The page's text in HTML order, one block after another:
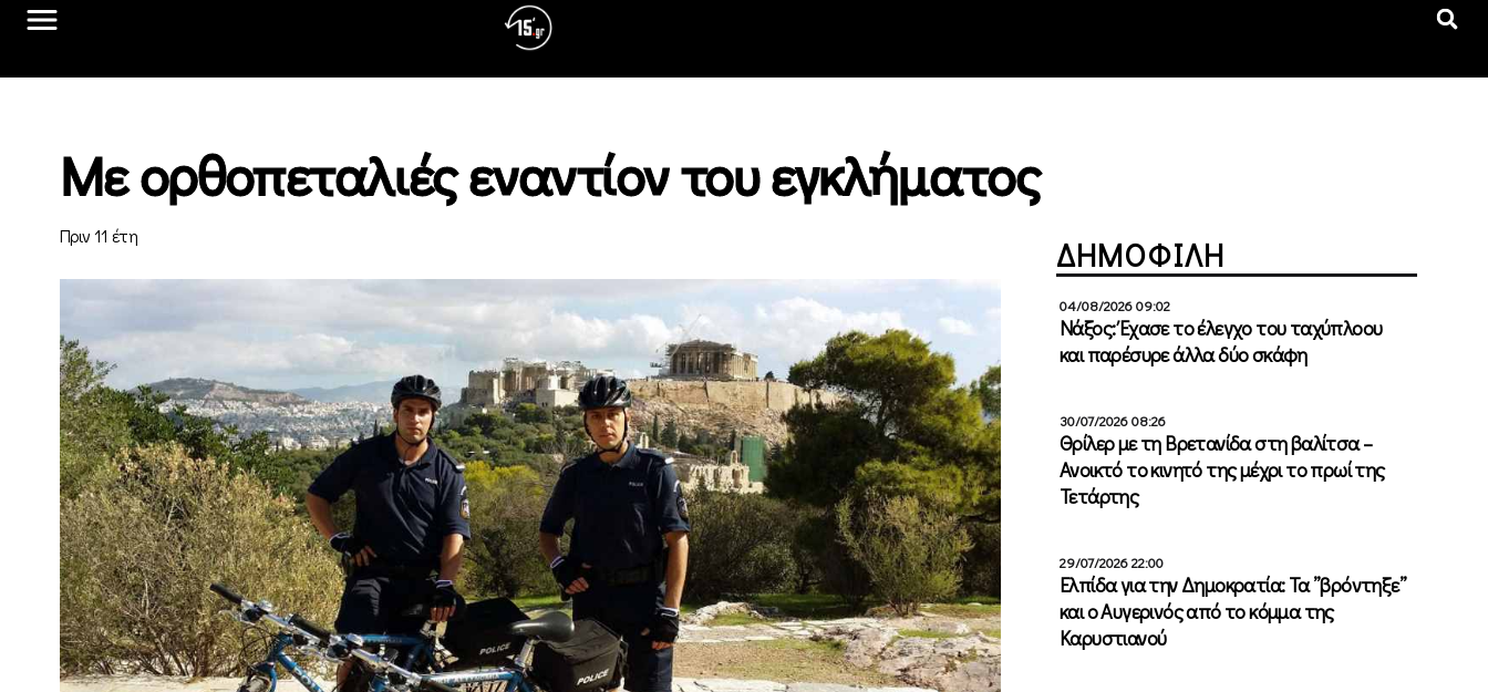
Με ορθοπεταλιές εναντίον του εγκλήματος
Πριν 11 έτη ΔΗΜΟΦΙΛΗ
04/08/2026 09:02
Νάξος: Έχασε το έλεγχο του ταχύπλοου
και παρέσυρε άλλα δύο σκάφη
30/07/2026 08:26
Θρίλερ με τη Βρετανίδα στη βαλίτσα –
Ανοικτό το κινητό της μέχρι το πρωί της
Τετάρτης
29/07/2026 22:00
Ελπίδα για την Δημοκρατία: Τα ”βρόντηξε”
και ο Αυγερινός από το κόμμα της
Καρυστιανού